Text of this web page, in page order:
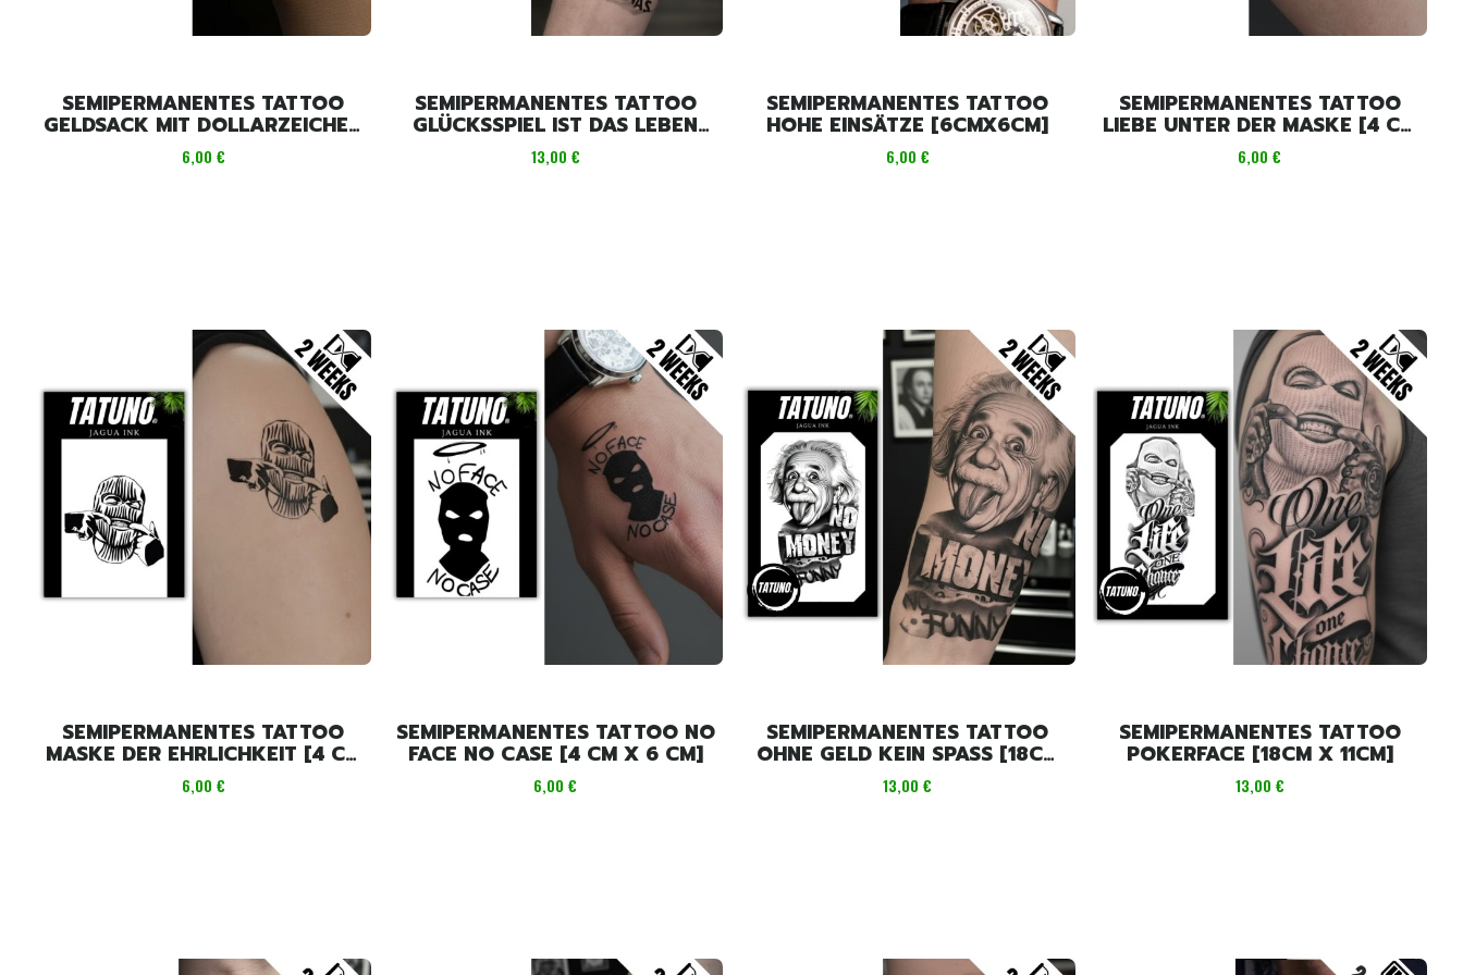
SEMIPERMANENTES TATTOO
GELDSACK MIT DOLLARZEICHEN
[4 CM X 6 CM]
Preis
6,00 €
SEMIPERMANENTES TATTOO
GLÜCKSSPIEL IST DAS LEBEN
[18CM X 11CM]
Preis
13,00 €
SEMIPERMANENTES TATTOO
HOHE EINSÄTZE [6CMX6CM]
Preis
6,00 €
SEMIPERMANENTES TATTOO
LIEBE UNTER DER MASKE [4 CM
X 6 CM]
Preis
6,00 €
SEMIPERMANENTES TATTOO
MASKE DER EHRLICHKEIT [4 CM
X 6 CM]
Preis
6,00 €
SEMIPERMANENTES TATTOO NO
FACE NO CASE [4 CM X 6 CM]
Preis
6,00 €
SEMIPERMANENTES TATTOO
OHNE GELD KEIN SPASS [18CM X
11CM]
Preis
13,00 €
SEMIPERMANENTES TATTOO
POKERFACE [18CM X 11CM]
Preis
13,00 €